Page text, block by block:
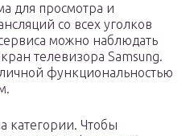
для просмотра и
со всех уголков
можно наблюдать
телевизора Samsung.
функциональностью
категории. Чтобы